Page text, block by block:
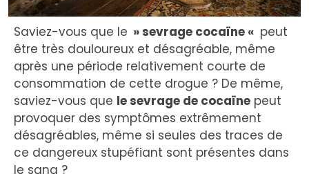
Saviez-vous que le » sevrage cocaïne « peut
être très douloureux et désagréable, même
après une période relativement courte de
consommation de cette drogue ? De même,
saviez-vous que le sevrage de cocaïne peut
provoquer des symptômes extrêmement
désagréables, même si seules des traces de
ce dangereux stupéfiant sont présentes dans
le sang ?